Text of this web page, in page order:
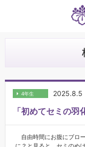
2025.8.5
4年生
「初めてセミの
自由時間にお腹にブロ